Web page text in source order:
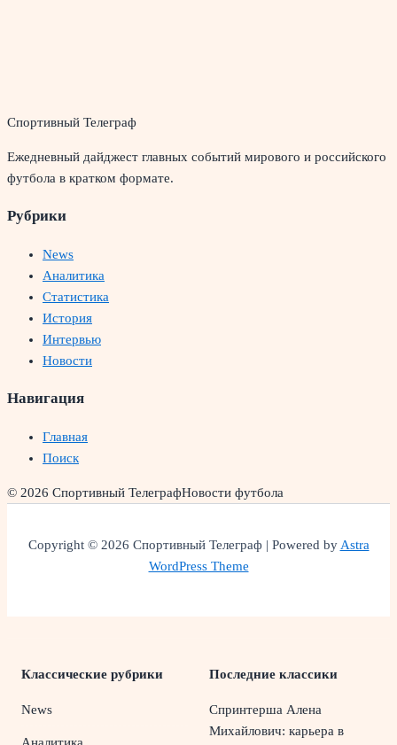
Спортивный Телеграф
Ежедневный дайджест главных событий мирового и российского
футбола в кратком формате.
Рубрики
News
Аналитика
Статистика
История
Интервью
Новости
Навигация
Главная
Поиск
© 2026 Спортивный ТелеграфНовости футбола
Copyright © 2026 Спортивный Телеграф | Powered byAstra
WordPress Theme
Классические рубрики
News
Последние классики
Спринтерша Алена
Михайлович: карьера в